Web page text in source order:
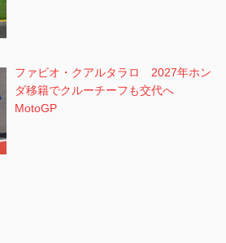
ファビオ・クアルタラロ 2027年ホン
ダ移籍でクルーチーフも交代へ
MotoGP